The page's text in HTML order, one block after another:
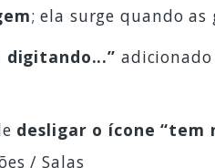
; ela surge quando
digitando...”
desligar o ícone “tem
/ Salas